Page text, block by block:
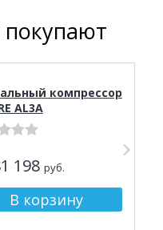
компрессор
AL3А
198 руб.